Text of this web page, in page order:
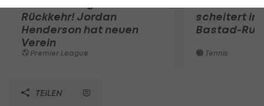
Rückkehr! Jordan
Henderson hat neuen
Verein
Premier League
scheitert in
Bastad-
Tennis
TEILEN